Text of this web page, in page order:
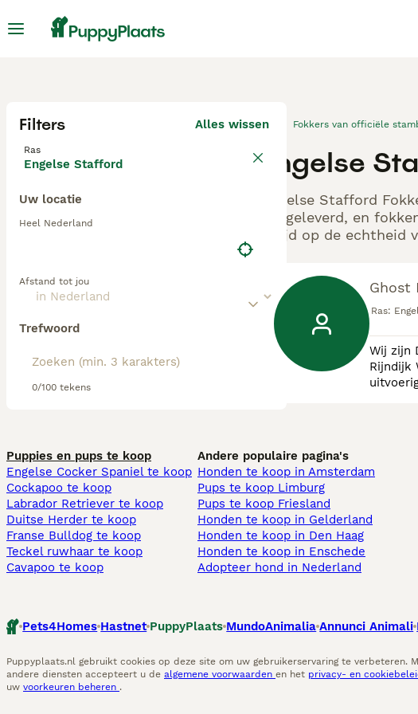
Filters Alles wissen
Ras
Engelse Stafford
Uw locatie
Heel Nederland
Afstand tot jou
Trefwoord
0/100 tekens
Fokkers van officiële
Engelse
Engelse Stafford
aangeleverd, en
altijd op de echtheid
Ghost
Ras:
Wij zijn
Rijndijk Wij fokken conform de rasstandaard,maar gezondheid en karakter staan bij ons voorop. Al onze honden worden
Puppies en pups te koop
Engelse Cocker Spaniel te koop
Cockapoo te koop
Labrador Retriever te koop
Duitse Herder te koop
Franse Bulldog te koop
Teckel ruwhaar te koop
Cavapoo te koop
Andere populaire pagina's
Honden te koop in Amsterdam
Pups te koop Limburg​
Pups te koop Friesland​
Honden te koop in Gelderland
Honden te koop in Den Haag
Honden te koop in Enschede
Adopteer hond in Nederland
Pets4Homes Hastnet PuppyPlaats MundoAnimalia Annunci Animali
Puppyplaats.nl gebruikt cookies op deze site om uw gebruikerservaring te verbeteren.
andere diensten accepteert u de algemene voorwaarden en het privacy- en
uw voorkeuren beheren .